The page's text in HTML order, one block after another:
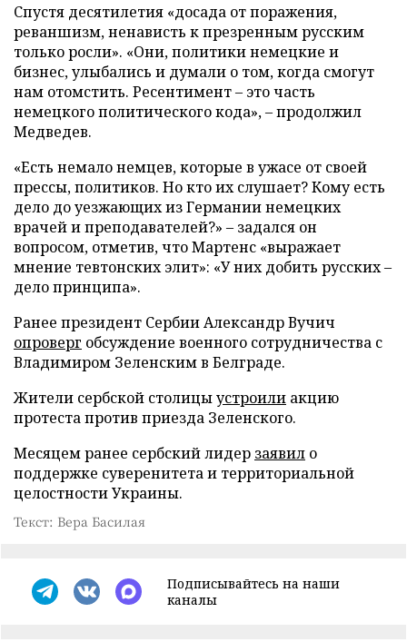
Спустя десятилетия «досада от поражения,
реваншизм, ненависть к презренным русским
только росли». «Они, политики немецкие и
бизнес, улыбались и думали о том, когда смогут
нам отомстить. Ресентимент – это часть
немецкого политического кода», – продолжил
Медведев.
«Есть немало немцев, которые в ужасе от своей
прессы, политиков. Но кто их слушает? Кому есть
дело до уезжающих из Германии немецких
врачей и преподавателей?» – задался он
вопросом, отметив, что Мартенс «выражает
мнение тевтонских элит»: «У них добить русских –
дело принципа».
Ранее президент Сербии Александр Вучич
опроверг обсуждение военного сотрудничества с
Владимиром Зеленским в Белграде.
Жители сербской столицыустроили акцию
протеста против приезда Зеленского.
Месяцем ранее сербский лидер заявил о
поддержке суверенитета и территориальной
целостности Украины.
Текст: Вера Басилая
Подписывайтесь на наши
каналы